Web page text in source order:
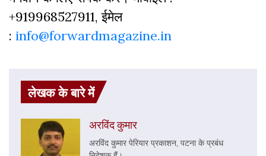
+919968527911, ईमेल
: info@forwardmagazine.in
लेखक के बारे में
अरविंद कुमार
अरविंद कुमार पेरियार प्रकाशन, पटना के प्रबंध